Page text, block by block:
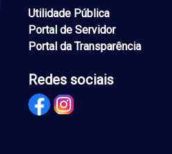
Utilidade Pública
Portal de Servidor
Portal da Transparência
Redes sociais